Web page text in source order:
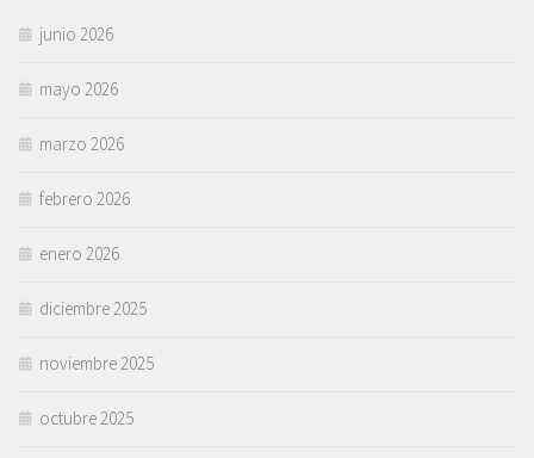
junio 2026
mayo 2026
marzo 2026
febrero 2026
enero 2026
diciembre 2025
noviembre 2025
octubre 2025